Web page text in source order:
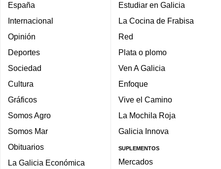
España
Internacional
Opinión
Deportes
Sociedad
Cultura
Gráficos
Somos Agro
Somos Mar
Obituarios
La Galicia Económica
Estudiar en Galicia
La Cocina de Frabisa
Red
Plata o plomo
Ven A Galicia
Enfoque
Vive el Camino
La Mochila Roja
Galicia Innova
SUPLEMENTOS
Mercados